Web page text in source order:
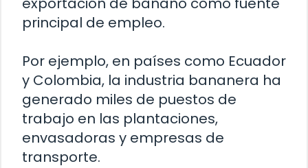
principal de empleo.
Por ejemplo, en países como Ecuador
y Colombia, la industria bananera ha
generado miles de puestos de
trabajo en las plantaciones,
envasadoras y empresas de
transporte.